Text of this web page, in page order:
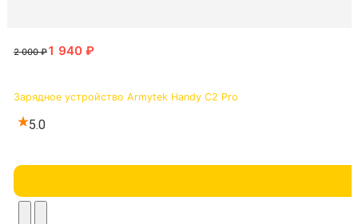
Зарядное устройство Armytek Handy C2 Pro
5.0